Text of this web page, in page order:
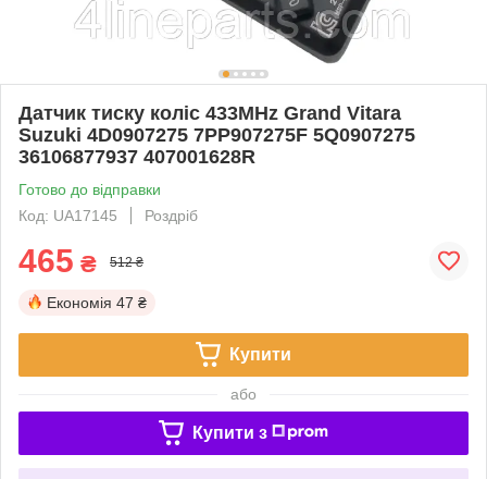
Датчик тиску коліс 433MHz Grand Vitara
Suzuki 4D0907275 7PP907275F 5Q0907275
36106877937 407001628R
Готово до відправки
Код: UA17145
Роздріб
465 ₴ 512 ₴
Економія 47 ₴
Купити
або
Купити з